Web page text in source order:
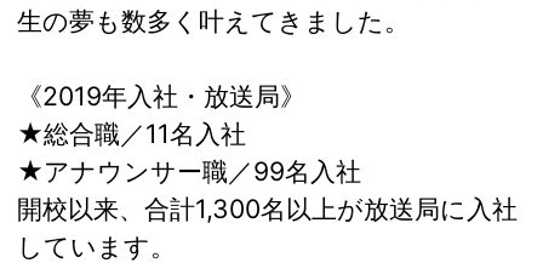
生の夢も数多く叶えてきました。
《2019年入社・放送局》
★総合職／11名入社
★アナウンサー職／99名入社
開校以来、合計1,300名以上が放送局に入社
しています。